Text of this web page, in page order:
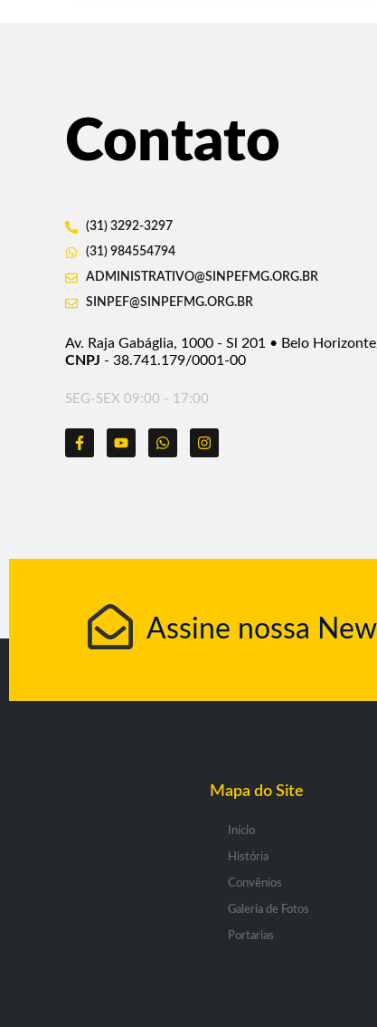
Contato
(31) 3292-3297
(31) 984554794
ADMINISTRATIVO@SINPEFMG.ORG.BR
SINPEF@SINPEFMG.ORG.BR
Av. Raja Gabáglia, 1000 - Sl 201 • Belo
CNPJ - 38.741.179/0001-00
SEG-SEX 09:00 - 17:00
Assine nossa
Mapa do Site
Início
História
Convênios
Galeria de Fotos
Portarias